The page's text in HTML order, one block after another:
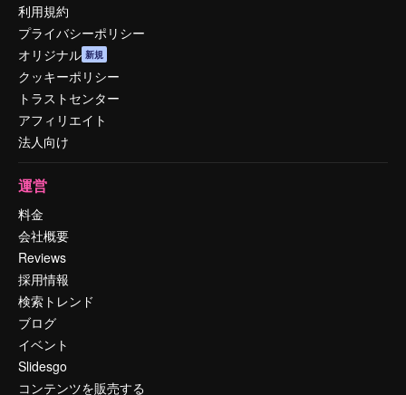
利用規約
プライバシーポリシー
オリジナル 新規
クッキーポリシー
トラストセンター
アフィリエイト
法人向け
運営
料金
会社概要
Reviews
採用情報
検索トレンド
ブログ
イベント
Slidesgo
コンテンツを販売する